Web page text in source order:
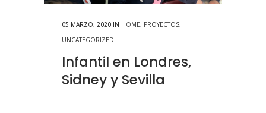
05 MARZO, 2020 IN HOME, PROYECTOS,
UNCATEGORIZED
Infantil en Londres,
Sidney y Sevilla